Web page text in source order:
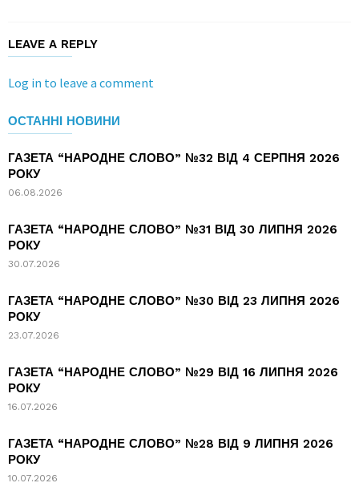
LEAVE A REPLY
Log in to leave a comment
ОСТАННІ НОВИНИ
ГАЗЕТА “НАРОДНЕ СЛОВО” №32 ВІД 4 СЕРПНЯ 2026
РОКУ
06.08.2026
ГАЗЕТА “НАРОДНЕ СЛОВО” №31 ВІД 30 ЛИПНЯ 2026
РОКУ
30.07.2026
ГАЗЕТА “НАРОДНЕ СЛОВО” №30 ВІД 23 ЛИПНЯ 2026
РОКУ
23.07.2026
ГАЗЕТА “НАРОДНЕ СЛОВО” №29 ВІД 16 ЛИПНЯ 2026
РОКУ
16.07.2026
ГАЗЕТА “НАРОДНЕ СЛОВО” №28 ВІД 9 ЛИПНЯ 2026
РОКУ
10.07.2026